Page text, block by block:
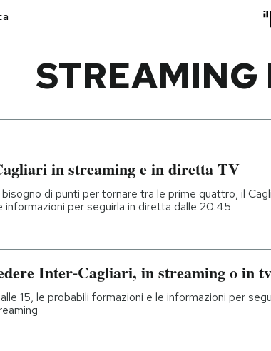
Storie/Idee
Boomer!
STREAMING
in streaming e in diretta TV
di punti per tornare tra le prime quattro, il
informazioni per seguirla in diretta dalle 20.45
Inter-Cagliari, in streaming o in tv
15, le probabili formazioni e le informazioni per